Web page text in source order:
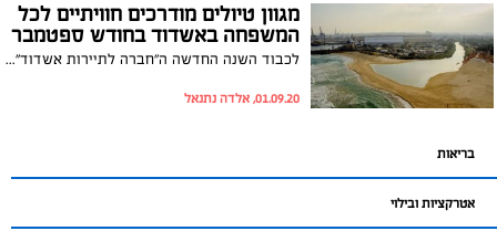
מגוון טיולים מודרכים חוויתיים לכל
המשפחה באשדוד בחודש ספטמבר
לכבוד השנה החדשה ה"חברה לתיירות אשדוד" מזמינה אתכם לצאת למגוון סיורים מודרכים המתאימים לכל המשפחה. המסלולים יחשפו אתכם לנקודות שונות ונסתרות בעיר, שאפילו תושביה הוותיקים לא מכירים את כולן. הסיורים מועברים על ידי מורי דרך מוסמכים מקומיים, הסיורים מתקיימים תוך שמירה על הנחיות משרד הבריאות והקפדה מקסימלית על היגיינה, מדידת חום ועטיית מסיכות
01.09.20, אלדה נתנאל
בריאות
אטרקציות ובילוי